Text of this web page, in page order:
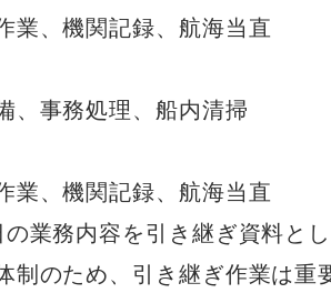
業、機関記録、航海当直
、事務処理、船内清掃
業、機関記録、航海当直
の業務内容を引き継ぎ資料と
制のため、引き継ぎ作業は重